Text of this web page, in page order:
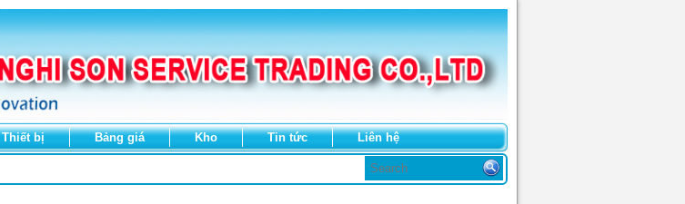
Thiết bị Bảng giá Kho Tin tức Liên hệ